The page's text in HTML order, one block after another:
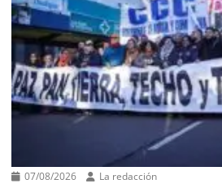
07/08/2026 La redacción